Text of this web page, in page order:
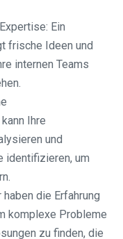
Ein
frische Ideen und
internen Teams
Ihre
und
identifizieren, um
die Erfahrung
komplexe Probleme
zu finden, die